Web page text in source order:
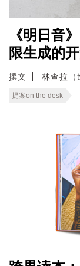
《明日音
限生成的
撰文 林查拉（
提案on the desk